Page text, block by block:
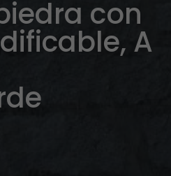
con
A